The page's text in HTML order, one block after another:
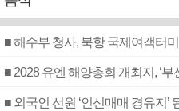
■ 해수부 청사, 북항 국제여객터
■ 2028 유엔 해양총회 개최지, ‘부
■ 외국인 선원 ‘인신매매 경유지